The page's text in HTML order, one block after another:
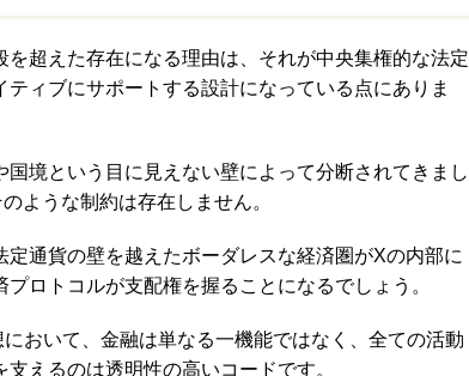
超えた存在になる理由は、それが中央集権的な法定
ィブにサポートする設計になっている点にありま
境という目に見えない壁によって分断されてきまし
ような制約は存在しません。
通貨の壁を越えたボーダレスな経済圏がXの内部に
ロトコルが支配権を握ることになるでしょう。
おいて、金融は単なる一機能ではなく、全ての活動
えるのは透明性の高いコードです。